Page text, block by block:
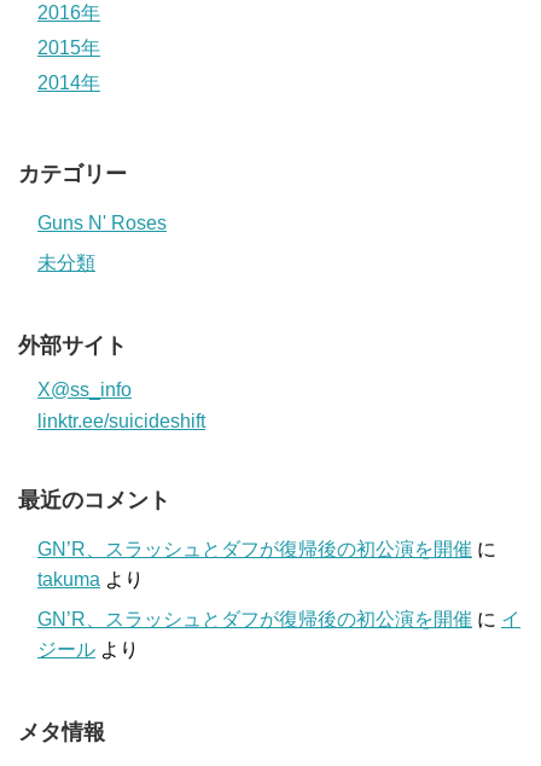
2016年
2015年
2014年
カテゴリー
Guns N' Roses
未分類
外部サイト
X@ss_info
linktr.ee/suicideshift
最近のコメント
GN’R、スラッシュとダフが復帰後の初公演を開催 に
takuma より
GN’R、スラッシュとダフが復帰後の初公演を開催 に イ
ジール より
メタ情報